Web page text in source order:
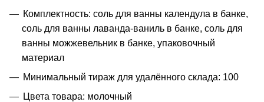
Комплектность: соль для ванны календула в банке,
соль для ванны лаванда-ваниль в банке, соль для
ванны можжевельник в банке, упаковочный
материал
Минимальный тираж для удалённого склада: 100
Цвета товара: молочный